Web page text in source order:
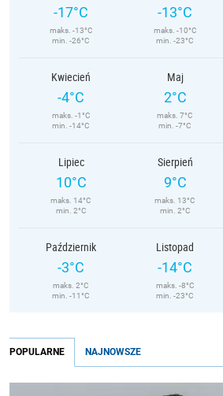
-17°C
maks. -13°C
min. -26°C
-13°C
maks. -10°C
min. -23°C
Kwiecień
-4°C
maks. -1°C
min. -14°C
Maj
2°C
maks. 7°C
min. -7°C
Lipiec
10°C
maks. 14°C
min. 2°C
Sierpień
9°C
maks. 13°C
min. 2°C
Październik
-3°C
maks. 2°C
min. -11°C
Listopad
-14°C
maks. -8°C
min. -23°C
POPULARNE NAJNOWSZE